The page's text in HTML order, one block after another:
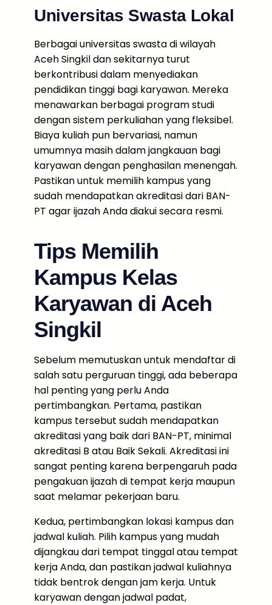
Universitas Swasta Lokal
Berbagai universitas swasta di wilayah
Aceh Singkil dan sekitarnya turut
berkontribusi dalam menyediakan
pendidikan tinggi bagi karyawan. Mereka
menawarkan berbagai program studi
dengan sistem perkuliahan yang fleksibel.
Biaya kuliah pun bervariasi, namun
umumnya masih dalam jangkauan bagi
karyawan dengan penghasilan menengah.
Pastikan untuk memilih kampus yang
sudah mendapatkan akreditasi dari BAN-
PT agar ijazah Anda diakui secara resmi.
Tips Memilih
Kampus Kelas
Karyawan di Aceh
Singkil
Sebelum memutuskan untuk mendaftar di
salah satu perguruan tinggi, ada beberapa
hal penting yang perlu Anda
pertimbangkan. Pertama, pastikan
kampus tersebut sudah mendapatkan
akreditasi yang baik dari BAN-PT, minimal
akreditasi B atau Baik Sekali. Akreditasi ini
sangat penting karena berpengaruh pada
pengakuan ijazah di tempat kerja maupun
saat melamar pekerjaan baru.
Kedua, pertimbangkan lokasi kampus dan
jadwal kuliah. Pilih kampus yang mudah
dijangkau dari tempat tinggal atau tempat
kerja Anda, dan pastikan jadwal kuliahnya
tidak bentrok dengan jam kerja. Untuk
karyawan dengan jadwal padat,